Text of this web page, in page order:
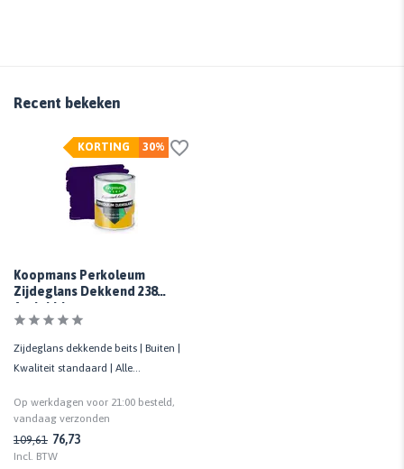
Recent bekeken
30%
KORTING
Koopmans Perkoleum
Zijdeglans Dekkend 238
Antiekblauw
Zijdeglans dekkende beits | Buiten |
Kwaliteit standaard | Alle
Op werkdagen voor 21:00 besteld,
vandaag verzonden
109,61 76,73
Incl. BTW